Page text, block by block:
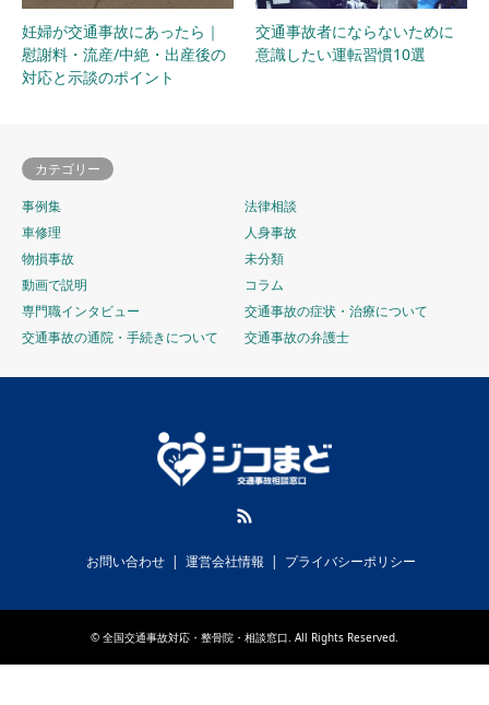
妊婦が交通事故にあったら｜
慰謝料・流産/中絶・出産後の
対応と示談のポイント
交通事故者にならないために
意識したい運転習慣10選
カテゴリー
事例集
法律相談
車修理
人身事故
物損事故
未分類
動画で説明
コラム
専門職インタビュー
交通事故の症状・治療について
交通事故の通院・手続きについて
交通事故の弁護士
お問い合わせ 運営会社情報 プライバシーポリシー
© 全国交通事故対応・整骨院・相談窓口. All Rights Reserved.